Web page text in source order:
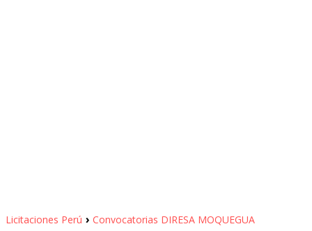
Licitaciones Perú › Convocatorias DIRESA MOQUEGUA